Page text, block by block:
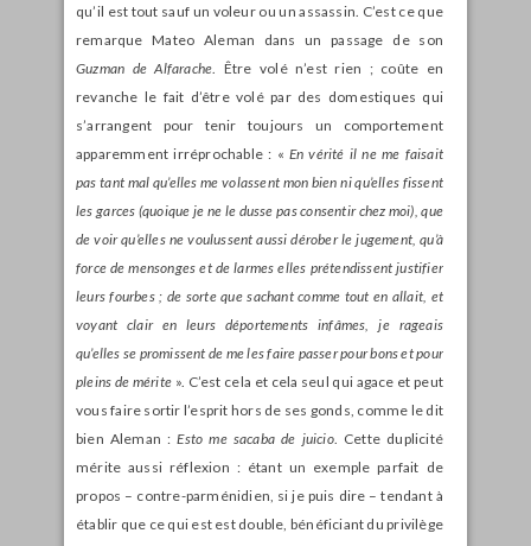
qu’il est tout sauf un voleur ou un assassin. C’est ce que
remarque Mateo Aleman dans un passage de son
Guzman de Alfarache . Être volé n’est rien ; coûte en
revanche le fait d’être volé par des domestiques qui
s’arrangent pour tenir toujours un comportement
apparemment irréprochable : « En vérité il ne me faisait
pas tant mal qu’elles me volassent mon bien ni qu’elles fissent
les garces (quoique je ne le dusse pas consentir chez moi), que
de voir qu’elles ne voulussent aussi dérober le jugement, qu’à
force de mensonges et de larmes elles prétendissent justifier
leurs fourbes ; de sorte que sachant comme tout en allait, et
voyant clair en leurs déportements infâmes, je rageais
qu’elles se promissent de me les faire passer pour bons et pour
pleins de mérite ». C’est cela et cela seul qui agace et peut
vous faire sortir l’esprit hors de ses gonds, comme le dit
bien Aleman :Esto me sacaba de juicio. Cette duplicité
mérite aussi réflexion : étant un exemple parfait de
propos – contre-parménidien, si je puis dire – tendant à
établir que ce qui est est double, bénéficiant du privilège